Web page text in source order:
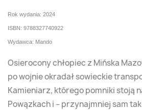
Rok wydania: 2024
ISBN: 9788327740922
Wydawca: Mando
Osierocony chłopiec z Mińska
po wojnie okradał sowieckie
Kamieniarz, którego pomniki stoją
Powązkach i – przynajmniej sam